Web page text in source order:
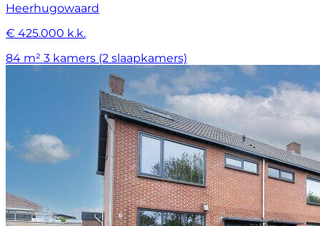
Heerhugowaard
€ 425.000 k.k.
84 m² 3 kamers (2 slaapkamers)